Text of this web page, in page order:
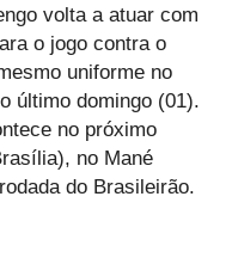
volta a atuar com
o jogo contra o
uniforme no
último domingo (01).
no próximo
no Mané
do Brasileirão.